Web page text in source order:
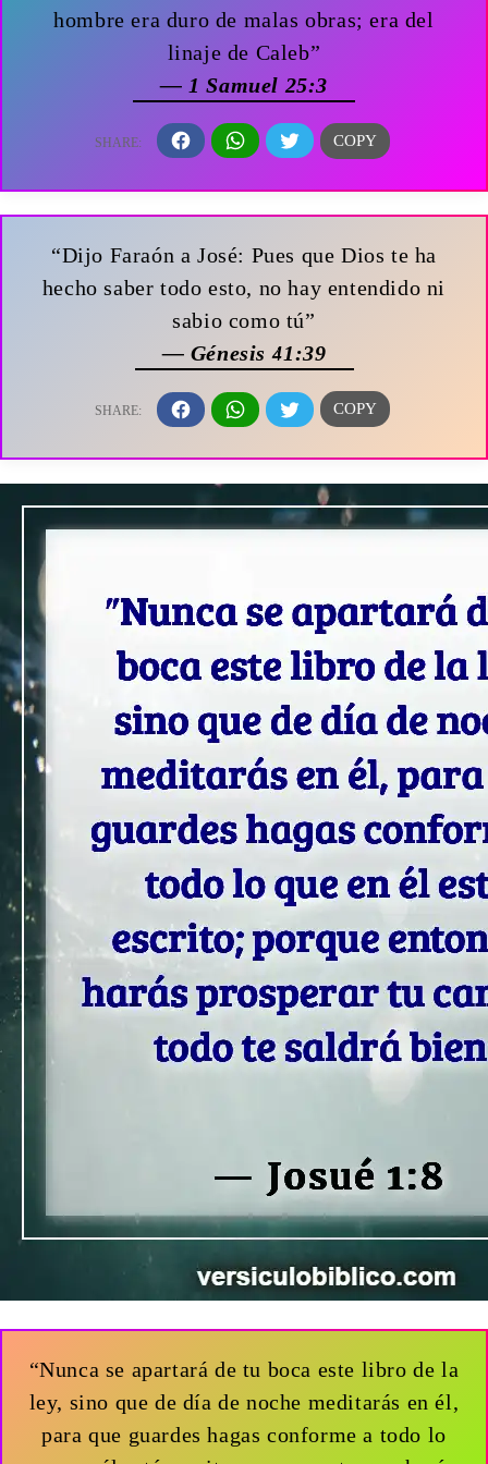
hombre era duro de malas obras; era del
linaje de Caleb”
— 1 Samuel 25:3
“Dijo Faraón a José: Pues que Dios te ha
hecho saber todo esto, no hay entendido ni
sabio como tú”
— Génesis 41:39
“Nunca se apartará de tu boca este libro de la
ley, sino que de día de noche meditarás en él,
para que guardes hagas conforme a todo lo